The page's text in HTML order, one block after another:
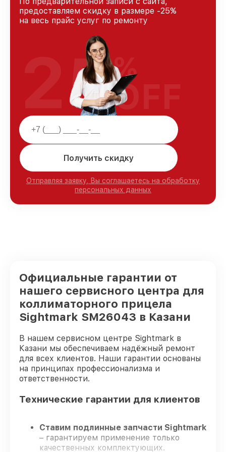
предоставляем скидку в размере -25%
на весь прайс услуг по ремонту
Получить скидку
Отправляя заявку, Вы соглашаетесь на обработку
персональных данных
25%
OFF
Официальные гарантии от
нашего сервисного центра для
коллиматорного прицела
Sightmark SM26043 в Казани
В нашем сервисном центре Sightmark в
Казани мы обеспечиваем надёжный ремонт
для всех клиентов. Наши гарантии основаны
на принципах профессионализма и
ответственности.
Технические гарантии для клиентов
Ставим подлинные запчасти Sightmark
– гарантируем применение только
качественных комплектующих.